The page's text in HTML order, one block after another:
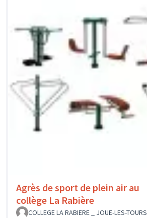
Agrès de sport de plein air au
collège La Rabière
COLLEGE LA RABIERE _ JOUE-LES-TOURS